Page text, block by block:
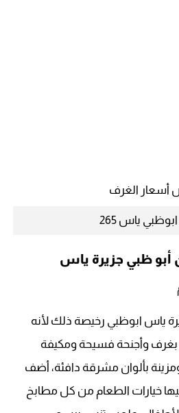
أسعار الغرف
ياس 265
ياس ابوظبي رخيصة ذلك لأنه
تميزه بغرف وأجنحة فسيحة ومكيفة
بألوان مشرقة دافئة، أضف
فيها خيارات الطعام من كل مطابخ